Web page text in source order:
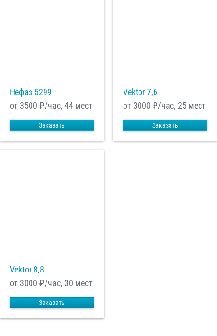
Нефаз 5299
от 3500 ₽/час, 44 мест
Заказать
Vektor 7,6
от 3000 ₽/час, 25 мест
Заказать
Vektor 8,8
от 3000 ₽/час, 30 мест
Заказать